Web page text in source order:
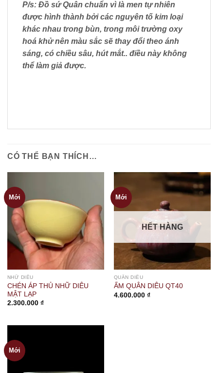
P/s: Đồ sứ Quân chuẩn vì là men tự nhiên
được hình thành bởi các nguyên tố kim loại
khác nhau trong bùn, trong môi trường oxy
hoá khử nên màu sắc sẽ thay đổi theo ánh
sáng, có chiều sâu, hút mắt.. điều này không
thể làm giả được.
CÓ THỂ BẠN THÍCH…
Mới
NHỮ DIÊU
CHÉN ÁP THỦ NHỮ DIÊU
MẬT LẠP
2.300.000 ₫
Mới
HẾT HÀNG
QUÂN DIÊU
ẤM QUÂN DIÊU QT40
4.600.000 ₫
Mới